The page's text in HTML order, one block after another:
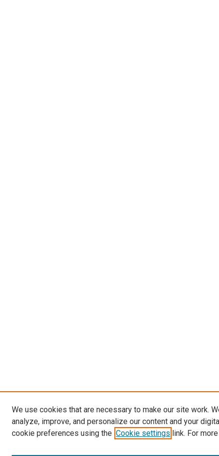
We use cookies that are necessary to make our site work.
analyze, improve, and personalize our content and your
cookie preferences using the Cookie settings link. For